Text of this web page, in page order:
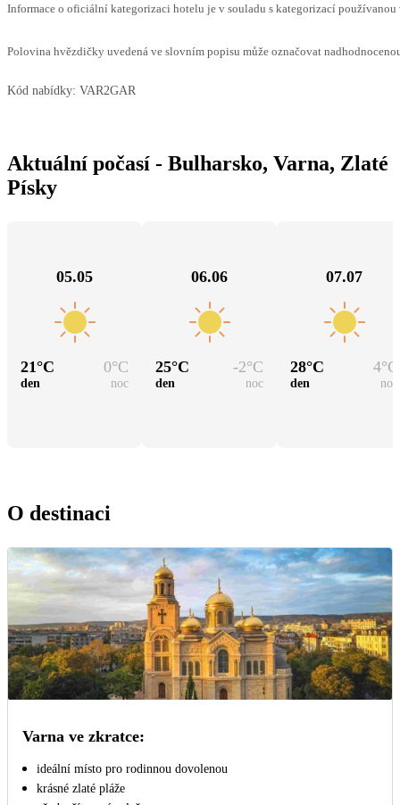
Informace o oficiální kategorizaci hotelu je v souladu s kategorizací
Polovina hvězdičky uvedená ve slovním popisu může označovat
Kód nabídky: VAR2GAR
Aktuální počasí - Bulharsko, Varna, Zlaté
Písky
05.05
21°C 0°C
den noc
06.06
25°C -2°C
den noc
07.07
28°C 4°C
den noc
O destinaci
Varna ve zkratce:
ideální místo pro rodinnou dovolenou
krásné zlaté pláže